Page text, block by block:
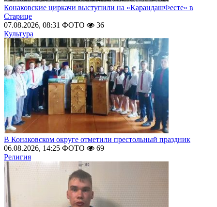
Конаковские циркачи выступили на «КарандашФесте» в
Старице
07.08.2026, 08:31 ФОТО
36
Культура
В Конаковском округе отметили престольный праздник
06.08.2026, 14:25 ФОТО
69
Религия